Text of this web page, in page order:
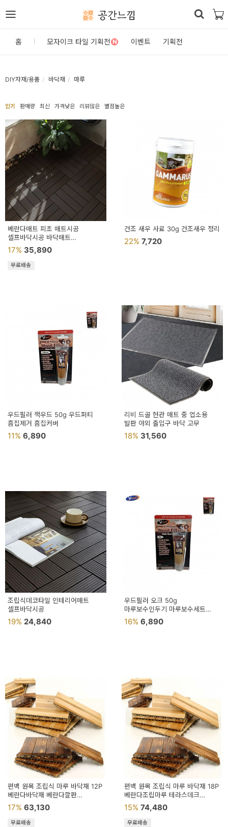
공간느낌
카
테
고
리
DIY
자
재/
용
품
품
러
그
튼/
블
라
인
드
수
예
베
자
이
크
홈 모자이크 타일 기획전 N 이벤트 기획전
DIY자재/용품 바닥재 마루
인기 판매량 최신 가격낮은 리뷰많은 별점높은
베란다매트 피초 매트시공
셀프바닥시공 바닥매트
인테리어매트
17% 35,890
무료배송
건조 새우 사료 30g 건조새우 정리
22% 7,720
우드필러 잭우드 50g 우드퍼티
흠집제거 흠집커버
11% 6,890
리비 드골 현관 매트 중 업소용
발판 야외 출입구 바닥 고무
18% 31,560
조립식데코타일 인테리어매트
셀프바닥시공
19% 24,840
우드필러 오크 50g
마루보수인두기 마루보수세트
마루보수제
16% 6,890
편백 원목 조립식 마루 바닥재 12P
베란다바닥재 베란다깔판
베란다조립마루 조립식마루
17% 63,130
무료배송
편백 원목 조립식 마루 바닥재 18P
베란다조립마루 테라스데크
원목조립마루 조립식마루
15% 74,480
무료배송